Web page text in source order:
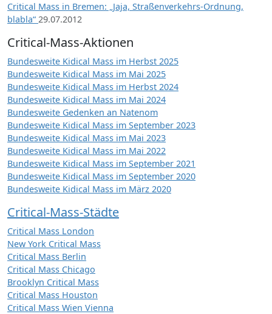
Critical Mass in Bremen: „Jaja, Straßenverkehrs-Ordnung,
blabla“ 29.07.2012
Critical-Mass-Aktionen
Bundesweite Kidical Mass im Herbst 2025
Bundesweite Kidical Mass im Mai 2025
Bundesweite Kidical Mass im Herbst 2024
Bundesweite Kidical Mass im Mai 2024
Bundesweite Gedenken an Natenom
Bundesweite Kidical Mass im September 2023
Bundesweite Kidical Mass im Mai 2023
Bundesweite Kidical Mass im Mai 2022
Bundesweite Kidical Mass im September 2021
Bundesweite Kidical Mass im September 2020
Bundesweite Kidical Mass im März 2020
Critical-Mass-Städte
Critical Mass London
New York Critical Mass
Critical Mass Berlin
Critical Mass Chicago
Brooklyn Critical Mass
Critical Mass Houston
Critical Mass Wien Vienna